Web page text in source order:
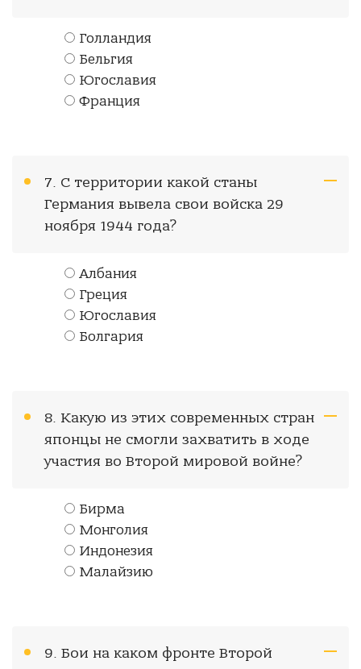
Голландия
Бельгия
Югославия
Франция
7. С территории какой станы
Германия вывела свои войска 29
ноября 1944 года?
Албания
Греция
Югославия
Болгария
8. Какую из этих современных стран
японцы не смогли захватить в ходе
участия во Второй мировой войне?
Бирма
Монголия
Индонезия
Малайзию
9. Бои на каком фронте Второй